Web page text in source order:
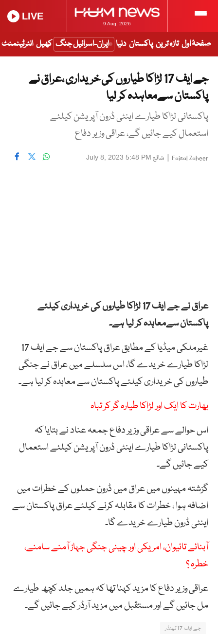
9 Aug, 2026
LIVE
صفحۂ اول تازہ ترین پاکستان دنیا ایران-اسرائیل جنگ کھیل انٹرٹینمنٹ
جے ایف 17 لڑاکا طیاروں کی خریداری ،عراق نے
پاکستان سےمعاہدہ کر لیا
پاکستانی لڑاکا طیارے اینٹی ڈرون آپریشن کیلئے
استعمال کیے جائیں گے، عراقی وزیر دفاع
Faisal Zaheer
| شائع July 8, 2023 5:48 PM
عراق نے جے ایف 17 لڑاکا طیاروں کی خریداری کیلئے
پاکستان سےمعاہدہ کر لیا ہے۔
غیرملکی میڈیا کے مطابق عراق پاکستان سے جے ایف 17
لڑاکا طیارے خریدے گا، اس سلسلے میں عراق نے جنگی
طیاروں کی خریداری کیلئے پاکستان سے معاہدہ کر لیا ہے۔
بھارت کا ایک اور لڑاکا طیارہ گر کر تباہ
اس حوالے سے عراقی وزیر دفاع جمعہ عناد نے بتایا کہ
پاکستانی لڑاکا طیارے اینٹی ڈرون آپریشن کیلئے استعمال
کیے جائیں گے۔
گزشتہ مہینوں میں عراق میں ڈرون حملوں کے خطرات میں
اضافہ ہوا ، خطرات کا مقابلہ کرنے کیلئے عراق پاکستان سے
اینٹی ڈرون طیارے خریدے گا۔
آبنائے تائیوان، امریکی اور چینی جنگی جہاز آمنے سامنے،
خطرہ ؟
عراقی وزیر دفاع کا مزید کہنا تھا کہ ہمیں جلد کچھ طیارے
مل جائیں گے اور مستقبل میں مزید آرڈر کیے جائیں گے۔
جے ایف 17 تھنڈر